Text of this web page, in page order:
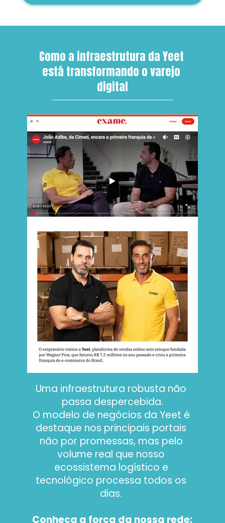
Como a infraestrutura da Yeet
está transformando o varejo
digital
Uma infraestrutura robusta não
passa despercebida.
O modelo de negócios da Yeet é
destaque nos principais portais
não por promessas, mas pelo
volume real que nosso
ecossistema logístico e
tecnológico processa todos os
dias.
Conheça a força da nossa rede: